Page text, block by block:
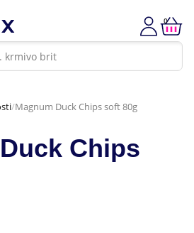
0
Magnum Duck Chips soft 80g
Chips